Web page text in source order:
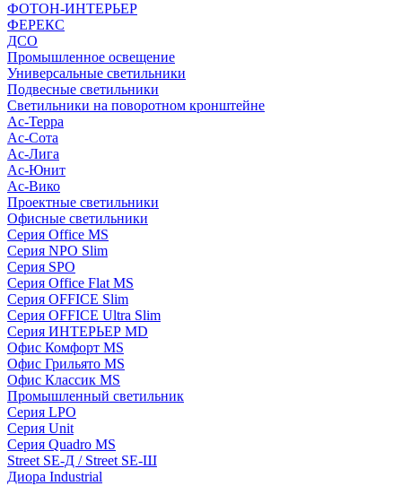
ФОТОН-ИНТЕРЬЕР
ФЕРЕКС
ДСО
Промышленное освещение
Универсальные светильники
Подвесные светильники
Светильники на поворотном кронштейне
Ас-Терра
Ас-Сота
Ас-Лига
Ас-Юнит
Ас-Вико
Проектные светильники
Офисные светильники
Серия Office MS
Серия NPO Slim
Серия SPO
Серия Office Flat MS
Серия OFFICE Slim
Серия OFFICE Ultra Slim
Серия ИНТЕРЬЕР MD
Офис Комфорт MS
Офис Грильято MS
Офис Классик MS
Промышленный светильник
Серия LPO
Серия Unit
Серия Quadro MS
Street SE-Д / Street SE-Ш
Диора Industrial